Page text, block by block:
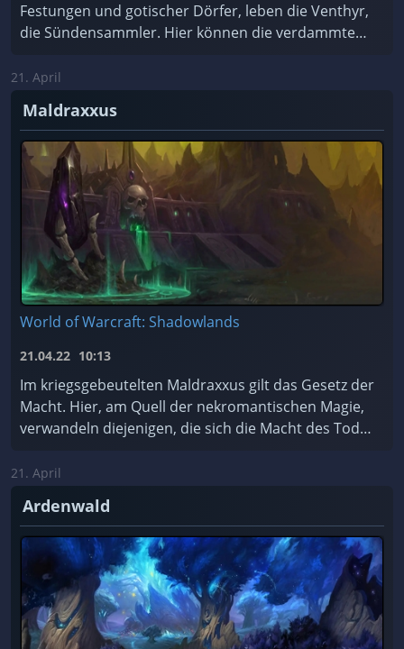
Festungen und gotischer Dörfer, leben die Venthyr,
die Sündensammler. Hier können die verdammten
...
21. April
Maldraxxus
World of Warcraft: Shadowlands
21.04.22 10:13
Im kriegsgebeutelten Maldraxxus gilt das Gesetz der
Macht. Hier, am Quell der nekromantischen Magie,
verwandeln diejenigen, die sich die Macht des Todes
21. April
Ardenwald